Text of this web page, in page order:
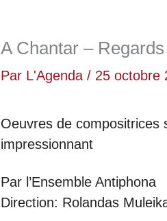
A Chantar –
Par L'Agenda/ 25 octobre
Oeuvres de compositrices
impressionnant
Par l’Ensemble Antiphona
Direction: Rolandas